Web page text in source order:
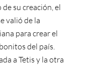
su creación, el
valió de la
para crear el
del país.
a Tetis y la otra